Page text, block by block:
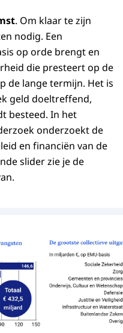
. Om klaar te zijn
nodig. Een
op orde brengt en
die presteert op de
de lange termijn. Het is
geld doeltreffend,
besteed. In het
onderzoekt de
en financiën van de
slider zie je de